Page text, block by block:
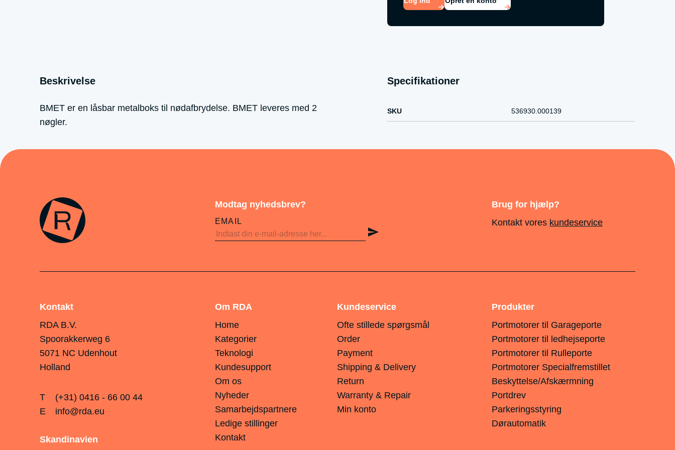
Beskrivelse
BMET er en låsbar metalboks til nødafbrydelse. BMET leveres med 2
nøgler.
Specifikationer
SKU 536930.000139
Modtag nyhedsbrev?
EMAIL
Brug for hjælp?
Kontakt vores kundeservice
Kontakt
RDA B.V.
Spoorakkerweg 6
5071 NC Udenhout
Holland
T
(+31) 0416 - 66 00 44
E
info@rda.eu
Skandinavien
Om RDA
Home
Kategorier
Teknologi
Kundesupport
Om os
Nyheder
Samarbejdspartnere
Ledige stillinger
Kontakt
Kundeservice
Ofte stillede spørgsmål
Order
Payment
Shipping & Delivery
Return
Warranty & Repair
Min konto
Produkter
Portmotorer til Garageporte
Portmotorer til ledhejseporte
Portmotorer til Rulleporte
Portmotorer Specialfremstillet
Beskyttelse/Afskærmning
Portdrev
Parkeringsstyring
Dørautomatik